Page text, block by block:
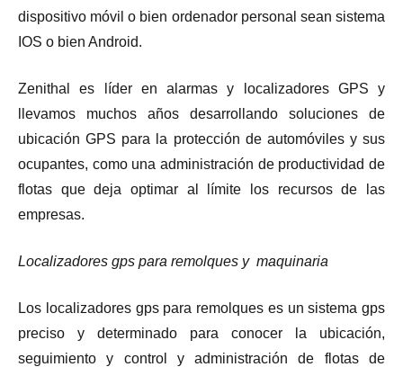
dispositivo móvil o bien ordenador personal sean sistema
IOS o bien Android.
Zenithal es líder en alarmas y localizadores GPS y
llevamos muchos años desarrollando soluciones de
ubicación GPS para la protección de automóviles y sus
ocupantes, como una administración de productividad de
flotas que deja optimar al límite los recursos de las
empresas.
Localizadores gps para remolques y maquinaria
Los localizadores gps para remolques es un sistema gps
preciso y determinado para conocer la ubicación,
seguimiento y control y administración de flotas de